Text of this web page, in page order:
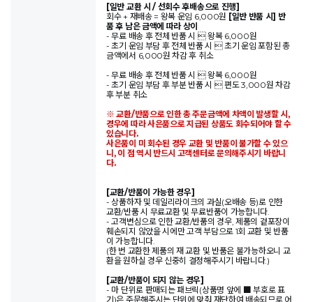
[일반 교환 시 / 선회수 후배송으로 진행]
회수 + 재배송 = 왕복 운임 6,000원 [일반 반품 시] 반
품 후 남은 금액에 따라 상이
- 무료 배송 후 전체 반품 시  왕복 6,000원
- 초기 운임 부담 후 전체 반품 시  초기 운임 포함된 총
금액에서 6,000원 차감 후 취소
- 무료 배송 후 전체 반품 시  왕복 6,000원
- 초기 운임 부담 후 부분 반품 시  편도 3,000원 차감
후 부분 취소
※ 교환/반품으로 인한 총 주문금액에 차액이 발생할 시,
경우에 따라 사은품으로 지급된 상품도 회수되어야 할 수
있습니다.
사은품이 미 회수된 경우 교환 및 반품이 불가할 수 있으
니, 이 점 역시 반드시 고객센터로 문의해주시기 바랍니
다.
[교환/반품이 가능한 경우]
- 상품하자 및 데일리라이크의 과실(오배송 등)로 인한
교환/반품 시 무료교환 및 무료반품이 가능합니다.
- 고객변심으로 인한 교환/반품의 경우, 제품의 겉포장이
훼손되지 않았을 시에만 고객 부담으로 1회 교환 및 반품
이 가능합니다.
(한 번 교환한 제품의 재 교환 및 반품은 불가능하오니 교
환을 원하실 경우 신중히 결정해주시기 바랍니다.)
[교환/반품이 되지 않는 경우]
- 마 단위로 판매되는 패브릭(상품명 앞에 ■ 부호로 표
기)은 주문해주시는 단위에 맞춰 재단하여 배송되므로 어